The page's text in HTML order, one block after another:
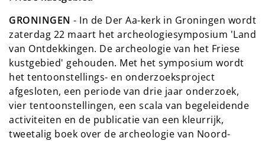
GRONINGEN - In de Der Aa-kerk in Groningen wordt
zaterdag 22 maart het archeologiesymposium 'Land
van Ontdekkingen. De archeologie van het Friese
kustgebied' gehouden. Met het symposium wordt
het tentoonstellings- en onderzoeksproject
afgesloten, een periode van drie jaar onderzoek,
vier tentoonstellingen, een scala van begeleidende
activiteiten en de publicatie van een kleurrijk,
tweetalig boek over de archeologie van Noord-